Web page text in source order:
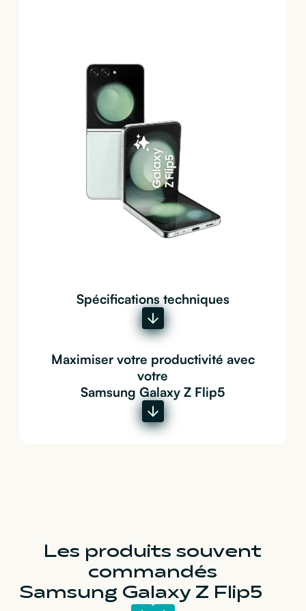
Spécifications techniques
Maximiser votre productivité avec
votre
Samsung Galaxy Z Flip5
Les produits souvent
commandés
Samsung Galaxy Z Flip5